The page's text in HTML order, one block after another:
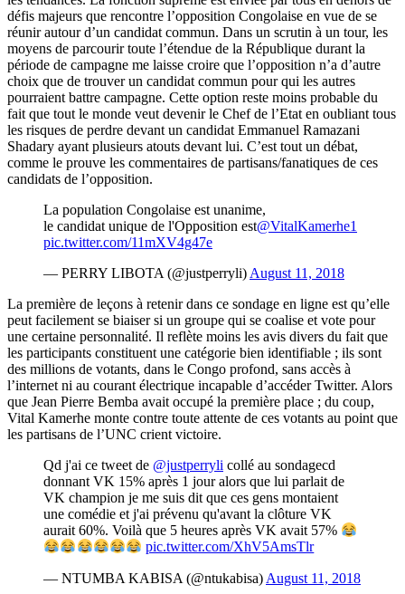
défis majeurs que rencontre l’opposition Congolaise en vue de se
réunir autour d’un candidat commun. Dans un scrutin à un tour, les
moyens de parcourir toute l’étendue de la République durant la
période de campagne me laisse croire que l’opposition n’a d’autre
choix que de trouver un candidat commun pour qui les autres
pourraient battre campagne. Cette option reste moins probable du
fait que tout le monde veut devenir le Chef de l’Etat en oubliant tous
les risques de perdre devant un candidat Emmanuel Ramazani
Shadary ayant plusieurs atouts devant lui. C’est tout un débat,
comme le prouve les commentaires de partisans/fanatiques de ces
candidats de l’opposition.
La population Congolaise est unanime,
le candidat unique de l'Opposition est@VitalKamerhe1
pic.twitter.com/11mXV4g47e
— PERRY LIBOTA (@justperryli) August 11, 2018
La première de leçons à retenir dans ce sondage en ligne est qu’elle
peut facilement se biaiser si un groupe qui se coalise et vote pour
une certaine personnalité. Il reflète moins les avis divers du fait que
les participants constituent une catégorie bien identifiable ; ils sont
des millions de votants, dans le Congo profond, sans accès à
l’internet ni au courant électrique incapable d’accéder Twitter. Alors
que Jean Pierre Bemba avait occupé la première place ; du coup,
Vital Kamerhe monte contre toute attente de ces votants au point que
les partisans de l’UNC crient victoire.
Qd j'ai ce tweet de @justperryli collé au sondagecd
donnant VK 15% après 1 jour alors que lui parlait de
VK champion je me suis dit que ces gens montaient
une comédie et j'ai prévenu qu'avant la clôture VK
aurait 60%. Voilà que 5 heures après VK avait 57%
pic.twitter.com/XhV5AmsTlr
— NTUMBA KABISA (@ntukabisa) August 11, 2018